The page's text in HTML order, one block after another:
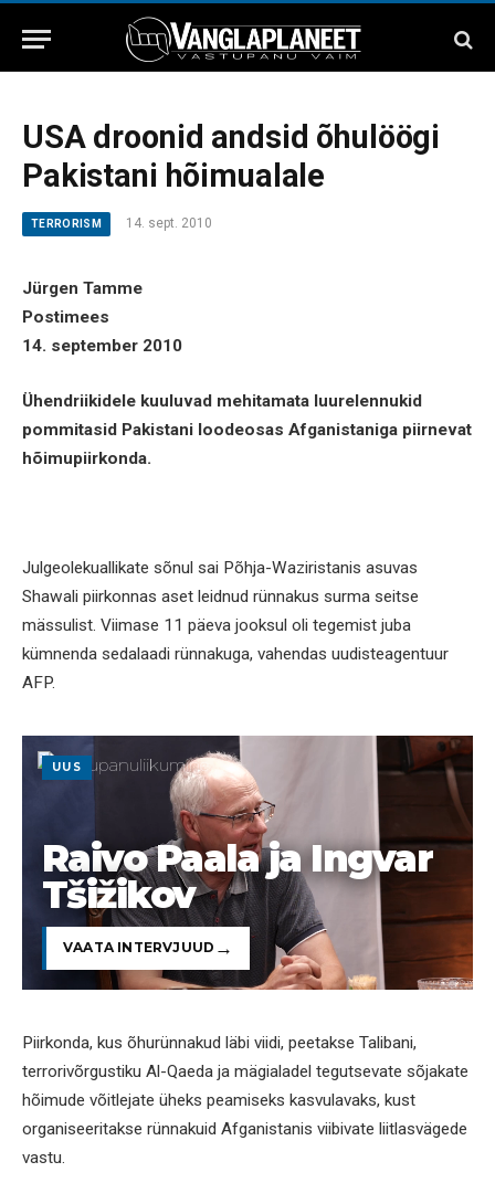
USA droonid andsid õhulöögi
Pakistani hõimualale
TERRORISM 14. sept. 2010
Jürgen Tamme
Postimees
14. september 2010
Ühendriikidele kuuluvad mehitamata luurelennukid
pommitasid Pakistani loodeosas Afganistaniga piirnevat
hõimupiirkonda.
Julgeolekuallikate sõnul sai Põhja-Waziristanis asuvas
Shawali piirkonnas aset leidnud rünnakus surma seitse
mässulist. Viimase 11 päeva jooksul oli tegemist juba
kümnenda sedalaadi rünnakuga, vahendas uudisteagentuur
AFP.
UUS
Raivo Paala ja Ingvar
Tšižikov
VAATA INTERVJUUD
Piirkonda, kus õhurünnakud läbi viidi, peetakse Talibani,
terrorivõrgustiku Al-Qaeda ja mägialadel tegutsevate sõjakate
hõimude võitlejate üheks peamiseks kasvulavaks, kust
organiseeritakse rünnakuid Afganistanis viibivate liitlasvägede
vastu.